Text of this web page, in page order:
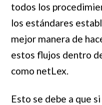
todos los
los estándares
mejor manera de
estos flujos dentro
como netLex.
Esto se debe a que